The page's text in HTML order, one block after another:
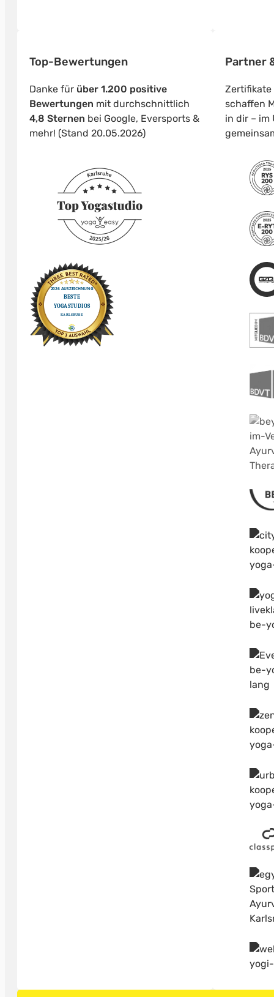
Top-Bewertungen
Danke für über 1.200 positive
Bewertungen mit durchschnittlich
4,8 Sternen bei Google, Eversports &
mehr! (Stand 20.05.2026)
Partner
Zertifikate
schaffen
in dir – im